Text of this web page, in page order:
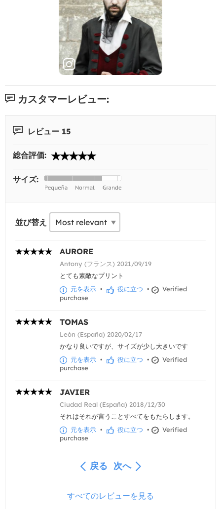
カスタマーレビュー:
レビュー 15
総合評価:
サイズ:
並び替え
AURORE
Antony (フランス) 2021/09/19
とても素敵なプリント
元を表示 • 役に立つ •
Verified
purchase
TOMAS
León (España) 2020/02/17
かなり良いですが、サイズが少し大きいです
元を表示 • 役に立つ •
Verified
purchase
JAVIER
Ciudad Real (España) 2018/12/30
それはそれが言うことすべてをもたらします。
元を表示 • 役に立つ •
Verified
purchase
戻る 次へ
すべてのレビューを見る